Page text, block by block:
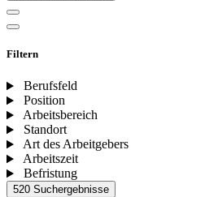
Filtern
Berufsfeld
Position
Arbeitsbereich
Standort
Art des Arbeitgebers
Arbeitszeit
Befristung
520 Suchergebnisse